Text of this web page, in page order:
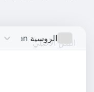
الروسية Russian